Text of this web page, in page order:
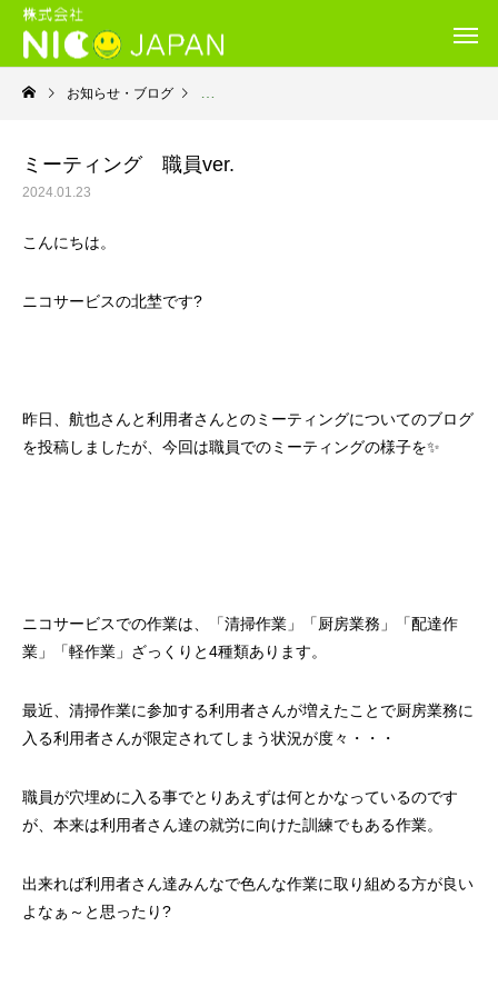
お知らせ・ブログ 就労継続支援B型・ニコサービス
ミーティング 職員ver.
2024.01.23
こんにちは。
ニコサービスの北埜です?
昨日、航也さんと利用者さんとのミーティングについてのブログ
を投稿しましたが、今回は職員でのミーティングの様子を✨
ニコサービスでの作業は、「清掃作業」「厨房業務」「配達作
業」「軽作業」ざっくりと4種類あります。
最近、清掃作業に参加する利用者さんが増えたことで厨房業務に
入る利用者さんが限定されてしまう状況が度々・・・
職員が穴埋めに入る事でとりあえずは何とかなっているのです
が、本来は利用者さん達の就労に向けた訓練でもある作業。
出来れば利用者さん達みんなで色んな作業に取り組める方が良い
よなぁ～と思ったり?